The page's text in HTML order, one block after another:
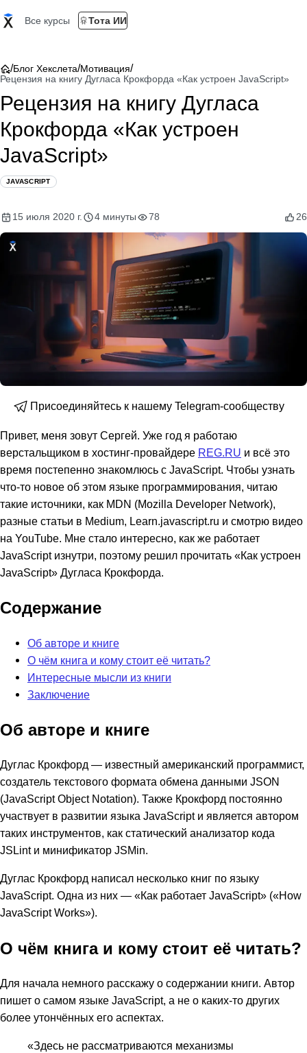
Все курсы Тота ИИ
/Блог Хекслета/Мотивация/
Рецензия на книгу Дугласа Крокфорда «Как устроен JavaScript»
Рецензия на книгу Дугласа
Крокфорда «Как устроен
JavaScript»
JAVASCRIPT
15 июля 2020 г. 4 минуты 78 26
Присоединяйтесь к нашему Telegram-сообществу
Привет, меня зовут Сергей. Уже год я работаю
верстальщиком в хостинг-провайдере REG.RU и всё это
время постепенно знакомлюсь с JavaScript. Чтобы узнать
что-то новое об этом языке программирования, читаю
такие источники, как MDN (Mozilla Developer Network),
разные статьи в Medium, Learn.javascript.ru и смотрю видео
на YouTube. Мне стало интересно, как же работает
JavaScript изнутри, поэтому решил прочитать «Как устроен
JavaScript» Дугласа Крокфорда.
Содержание
Об авторе и книге
О чём книга и кому стоит её читать?
Интересные мысли из книги
Заключение
Об авторе и книге
Дуглас Крокфорд — известный американский программист,
создатель текстового формата обмена данными JSON
(JavaScript Object Notation). Также Крокфорд постоянно
участвует в развитии языка JavaScript и является автором
таких инструментов, как статический анализатор кода
JSLint и минификатор JSMin.
Дуглас Крокфорд написал несколько книг по языку
JavaScript. Одна из них — «Как работает JavaScript» («How
JavaScript Works»).
О чём книга и кому стоит её читать?
Для начала немного расскажу о содержании книги. Автор
пишет о самом языке JavaScript, а не о каких-то других
более утончённых его аспектах.
«Здесь не рассматриваются механизмы